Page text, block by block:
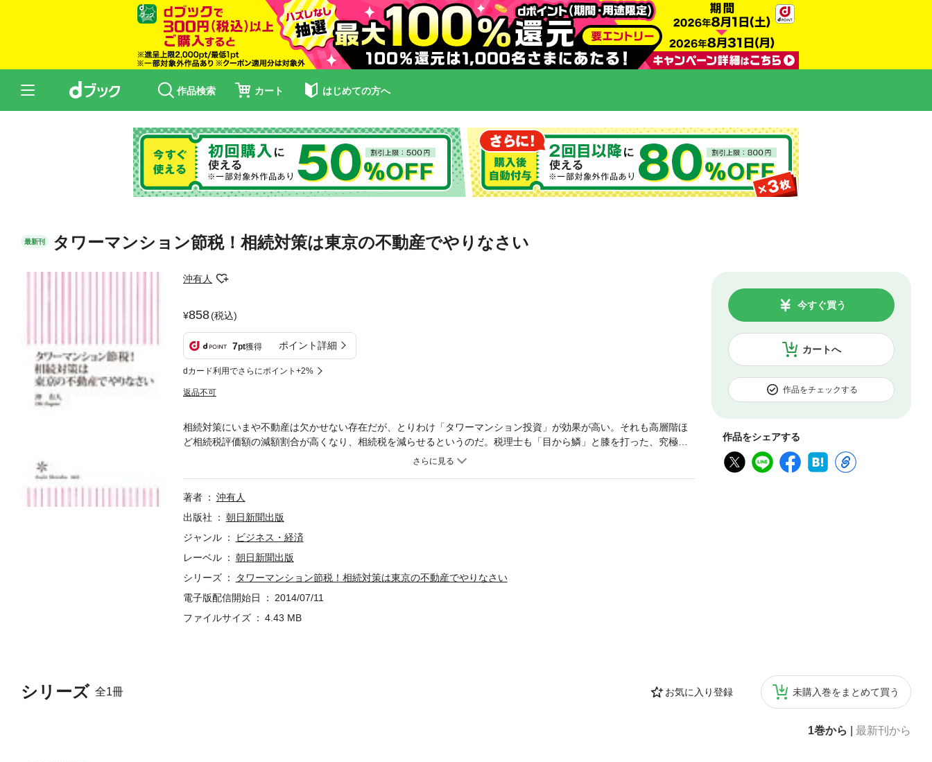
作品検索 カート はじめての方へ
最新刊 タワーマンション節税！相続対策は東京の不動産でやりなさい
沖有人
858(税込)
7pt獲得 ポイント詳細
dカード利用でさらにポイント+2%
返品不可
カートへ
今すぐ買う
作品をチェックする
作品をシェアする
シリーズ 全1冊 お気に入り登録 未購入巻をまとめて買う
1巻から 最新刊から
相続対策にいまや不動産は欠かせない存在だが、とりわけ「タワーマンション投資」が効果が高い。それも高層階ほ
ど相続税評価額の減額割合が高くなり、相続税を減らせるというのだ。税理士も「目から鱗」と膝を打った、究極の
著者
沖有人
出版社
朝日新聞出版
ジャンル
ビジネス・経済
レーベル
朝日新聞出版
シリーズ
タワーマンション節税！相続対策は東京の不動産でやりなさい
電子版配信開始日
2014/07/11
ファイルサイズ
4.43 MB